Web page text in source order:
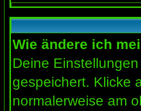
Wie ändere ich
Deine
gespeichert. Klicke
normalerweise am